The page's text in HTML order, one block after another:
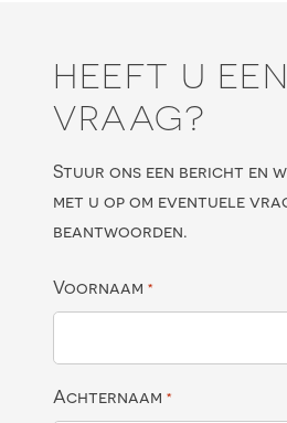
HEEFT U EEN
VRAAG?
Stuur ons een bericht en
met u op om eventuele
beantwoorden.
Voornaam *
Achternaam *